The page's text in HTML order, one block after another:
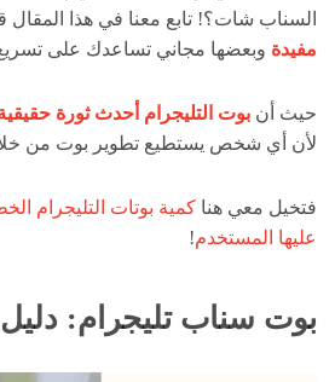
السناب شات؟! تابع معنا في هذا المقال
مفيدة وبعضها مجاني تساعدك على تسريع
حيث أن بوت التليجرام أحدث ثورة
لأن أي شخص يستطيع تطوير بوت من
فتخيل معي هنا كمية بوتات التليجرام
عليها المستخدم!
بوت سناب تليجرام: